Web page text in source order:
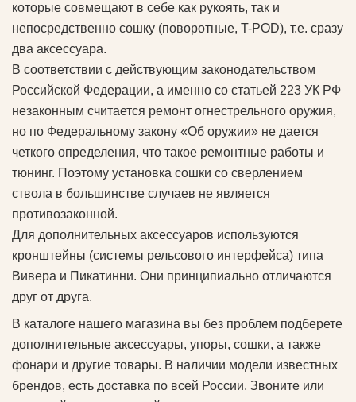
которые совмещают в себе как рукоять, так и
непосредственно сошку (поворотные, T-POD), т.е. сразу
два аксессуара.
В соответствии с действующим законодательством
Российской Федерации, а именно со статьей 223 УК РФ
незаконным считается ремонт огнестрельного оружия,
но по Федеральному закону «Об оружии» не дается
четкого определения, что такое ремонтные работы и
тюнинг. Поэтому установка сошки со сверлением
ствола в большинстве случаев не является
противозаконной.
Для дополнительных аксессуаров используются
кронштейны (системы рельсового интерфейса) типа
Вивера и Пикатинни. Они принципиально отличаются
друг от друга.
В каталоге нашего магазина вы без проблем подберете
дополнительные аксессуары, упоры, сошки, а также
фонари и другие товары. В наличии модели известных
брендов, есть доставка по всей России. Звоните или